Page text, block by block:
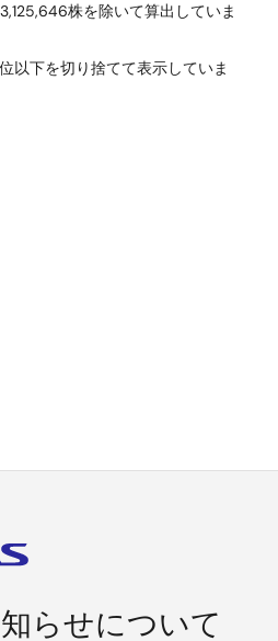
株を除いて算出していま
以下を切り捨てて表示していま
らせについて